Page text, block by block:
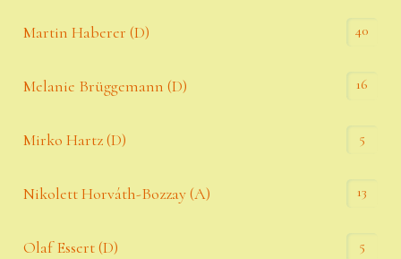
Martin Haberer (D) 40
Melanie Brüggemann (D) 16
Mirko Hartz (D) 5
Nikolett Horváth-Bozzay (A) 13
Olaf Essert (D) 5